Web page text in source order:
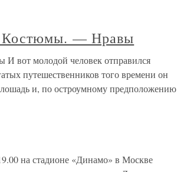
Костюмы. — Нравы
молодой человек отправился
путешественников того времени он
и, по остроумному предположению
на стадионе «Динамо» в Москве